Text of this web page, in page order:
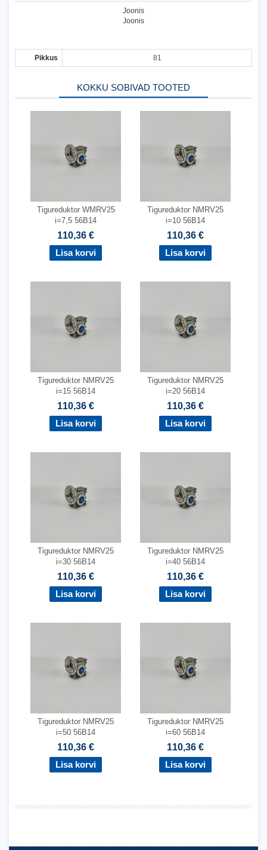
Joonis
Joonis
Pikkus 81
KOKKU SOBIVAD TOOTED
Tigureduktor WMRV25
i=7,5 56B14
110,36 €
Tigureduktor NMRV25
i=10 56B14
110,36 €
Tigureduktor NMRV25
i=15 56B14
110,36 €
Tigureduktor NMRV25
i=20 56B14
110,36 €
Tigureduktor NMRV25
i=30 56B14
110,36 €
Tigureduktor NMRV25
i=40 56B14
110,36 €
Tigureduktor NMRV25
i=50 56B14
110,36 €
Tigureduktor NMRV25
i=60 56B14
110,36 €